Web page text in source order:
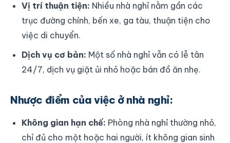
Vị trí thuận tiện: Nhiều nhà nghỉ nằm gần các
trục đường chính, bến xe, ga tàu, thuận tiện cho
việc di chuyển.
Dịch vụ cơ bản: Một số nhà nghỉ vẫn có lễ tân
24/7, dịch vụ giặt ủi nhỏ hoặc bán đồ ăn nhẹ.
Nhược điểm của việc ở nhà nghỉ:
Không gian hạn chế: Phòng nhà nghỉ thường nhỏ,
chỉ đủ cho một hoặc hai người, ít không gian sinh